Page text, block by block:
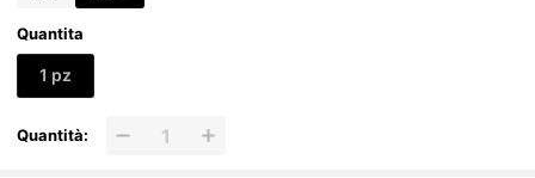
Quantita
1 pz
Quantità: